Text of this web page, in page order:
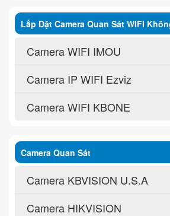
Lắp Đặt Camera Quan Sát WIFI
Camera WIFI IMOU
Camera IP WIFI Ezviz
Camera WIFI KBONE
Camera Quan Sát
Camera KBVISION U.S.A
Camera HIKVISION